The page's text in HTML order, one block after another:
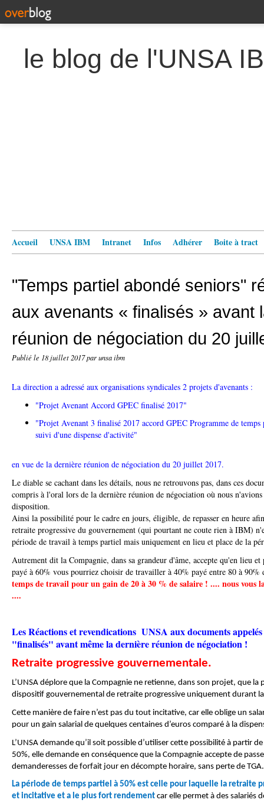
le blog de l'UNSA
Accueil UNSA IBM Intranet Infos Adhérer Boite à tract
"Temps partiel abondé seniors"
aux avenants « finalisés » avant
réunion de négociation du 20
Publié le 18 juillet 2017par unsa ibm
La direction a adressé aux organisations syndicales 2 projets d'avenants :
"Projet Avenant Accord GPEC finalisé 2017"
"Projet Avenant 3 finalisé 2017 accord GPEC Programme de
suivi d'une dispense d'activité"
en vue de la dernière réunion de négociation du 20 juillet 2017.
Le diable se cachant dans les détails, nous ne retrouvons pas, dans ces
compris à l'oral lors de la dernière réunion de négociation où nous
disposition.
Ainsi la possibilité pour le cadre en jours, éligible, de repasser en heure
retraite progressive du gouvernement (qui pourtant ne coute rien à IBM)
période de travail à temps partiel mais uniquement en lieu et place de la
Autrement dit la Compagnie, dans sa grandeur d'âme, accepte qu'en lieu
payé à 60% vous pourriez choisir de travailler à 40% payé entre 80 à
temps de travail pour un gain de 20 à 30 % de salaire ! .... nous vous
....
Les Réactions et revendications UNSA aux documents
"finalisés" avant même la dernière réunion de négociation !
Retraite progressive gouvernementale.
L’UNSA déplore que la Compagnie ne retienne, dans son projet, que la
dispositif gouvernemental de retraite progressive uniquement durant
Cette manière de faire n’est pas du tout incitative, car elle oblige un
pour un gain salarial de quelques centaines d’euros comparé à la
L’UNSA demande qu’il soit possible d’utiliser cette possibilité à partir
50%, elle demande en conséquence que la Compagnie accepte de
demanderesses de forfait jour en décompte horaire, sans perte de TGA.
La période de temps partiel à 50% est celle pour laquelle la retraite
et incitative et a le plus fort rendement car elle permet à des salariés